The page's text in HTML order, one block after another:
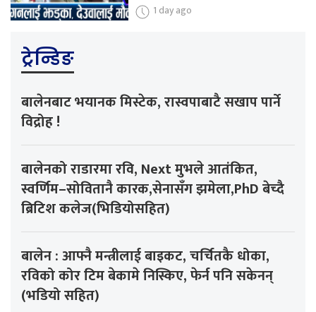
1 day ago
ट्रेन्डिङ
बालेनबाट भयानक मिस्टेक, रास्वपाबाटै सखाप पार्ने
विद्रोह !
बालेनको राडारमा रवि, Next मुभले आतंकित,
स्वर्णिम–सोवितानै कारक,सेनासँग झमेला,PhD बेच्दै
ब्रिटिश कलेज(भिडियोसहित)
बालेन : आफ्नै मन्त्रीलाई बाइकट, चर्चितकै धोका,
रविको कोर टिम बेकामे निस्किए, फेर्न पनि सकेनन्
(भडियो सहित)